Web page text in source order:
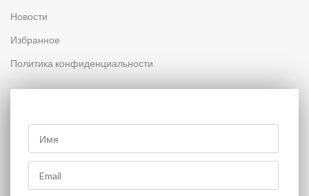
Новости
Избранное
Политика конфиденциальности